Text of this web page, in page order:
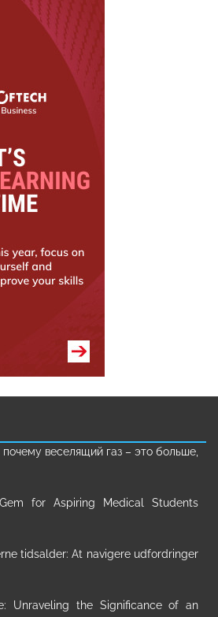
веселящий газ – это больше,
for Aspiring Medical Students
tidsalder: At navigere udfordringer
Unraveling the Significance of an